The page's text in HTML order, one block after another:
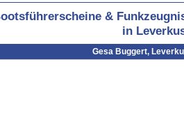
&
in
Gesa Buggert,